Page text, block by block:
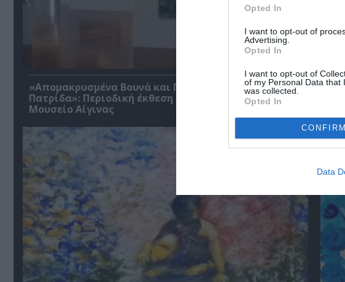
Opted In
I want to opt-out of
Advertising.
Opted In
I want to opt-out of
of my Personal Data that
was collected.
Opted In
CONFIRM
Data
«Απομακρυσμένα Βουνά και Ποτάμια: Πνευματική
Πατρίδα»: Περιοδική έκθεση στο Διαχρονικό
Μουσείο Αίγινας
Η